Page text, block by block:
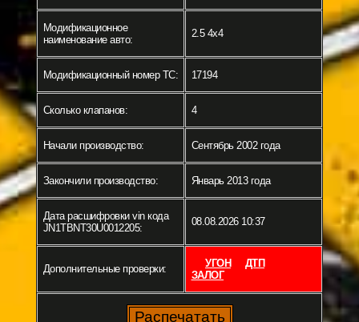
Модификационное
наименование авто:
2.5 4x4
Модификационный номер ТС: 17194
Сколько клапанов: 4
Начали производство: Сентябрь 2002 года
Закончили производство: Январь 2013 года
Дата расшифровки vin кода
JN1TBNT30U0012205:
08.08.2026 10:37
Дополнительные проверки: УГОН
ДТП
ЗАЛОГ